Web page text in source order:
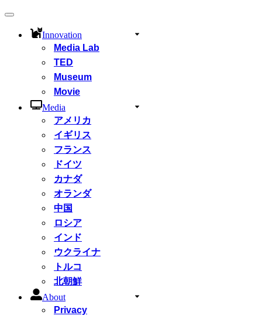
ナ
Innovation
Media Lab
TED
Museum
Movie
Media
アメリカ
イギリス
フランス
ドイツ
カナダ
オランダ
中国
ロシア
インド
ウクライナ
トルコ
北朝鮮
About
Privacy